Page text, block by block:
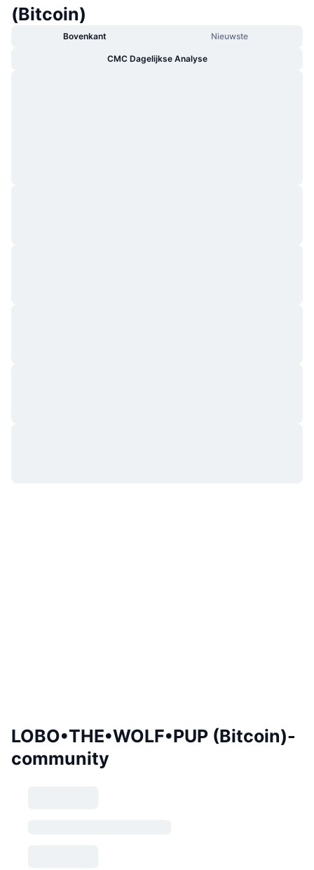
(Bitcoin)
Bovenkant Nieuwste
CMC Dagelijkse Analyse
LOBO•THE•WOLF•PUP (Bitcoin)-
community